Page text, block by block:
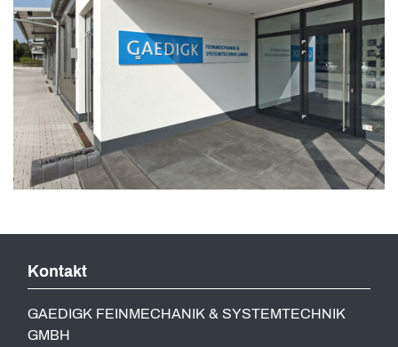
Kontakt
GAEDIGK FEINMECHANIK & SYSTEMTECHNIK
GMBH